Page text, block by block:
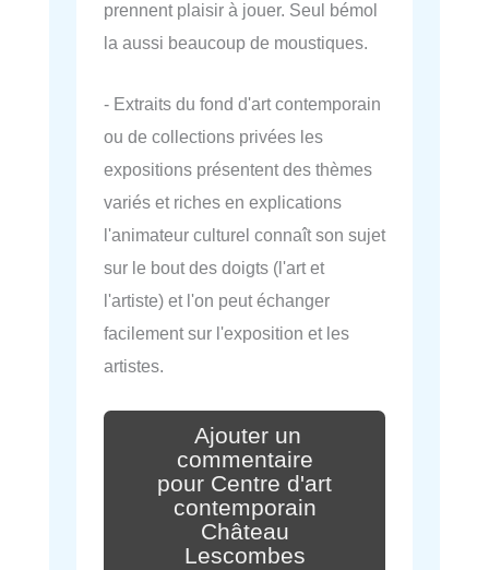
prennent plaisir à jouer. Seul bémol
la aussi beaucoup de moustiques.
- Extraits du fond d'art contemporain
ou de collections privées les
expositions présentent des thèmes
variés et riches en explications
l'animateur culturel connaît son sujet
sur le bout des doigts (l'art et
l'artiste) et l'on peut échanger
facilement sur l'exposition et les
artistes.
Ajouter un
commentaire
pour Centre d'art
contemporain
Château
Lescombes